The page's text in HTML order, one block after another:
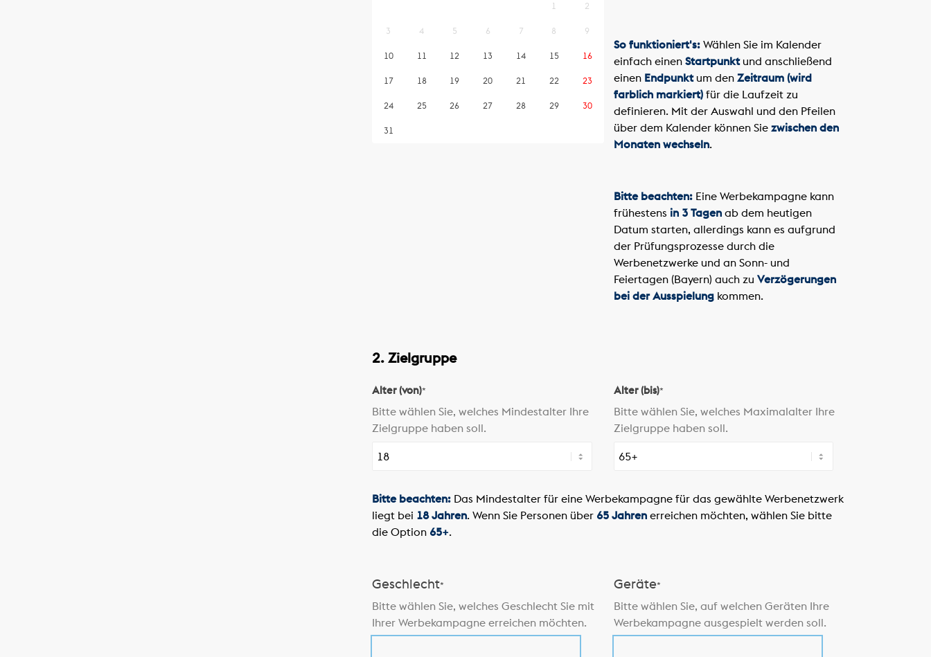
1 2
3 4 5 6 7 8 9
10 11 12 13 14 15 16
17 18 19 20 21 22 23
24 25 26 27 28 29 30
31
So funktioniert's:Wählen Sie im Kalender
einfach einen Startpunktund anschließend
einen Endpunktum den Zeitraum (wird
farblich markiert)für die Laufzeit zu
definieren. Mit der Auswahl und den Pfeilen
über dem Kalender können Sie zwischen den
Monaten wechseln.
Bitte beachten:Eine Werbekampagne kann
frühestens in 3 Tagenab dem heutigen
Datum starten, allerdings kann es aufgrund
der Prüfungsprozesse durch die
Werbenetzwerke und an Sonn- und
Feiertagen (Bayern) auch zu Verzögerungen
bei der Ausspielungkommen.
2. Zielgruppe
Alter (von)*
Bitte wählen Sie, welches Mindestalter Ihre
Zielgruppe haben soll.
Alter (bis)*
Bitte wählen Sie, welches Maximalalter Ihre
Zielgruppe haben soll.
Bitte beachten: Das Mindestalter für eine Werbekampagne für das gewählte Werbenetzwerk
liegt bei 18 Jahren. Wenn Sie Personen über 65 Jahren erreichen möchten, wählen Sie bitte
die Option 65+.
Geschlecht*
Bitte wählen Sie, welches Geschlecht Sie mit
Ihrer Werbekampagne erreichen möchten.
Geräte*
Bitte wählen Sie, auf welchen Geräten Ihre
Werbekampagne ausgespielt werden soll.